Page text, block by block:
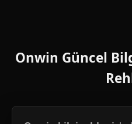
Onwin Güncel